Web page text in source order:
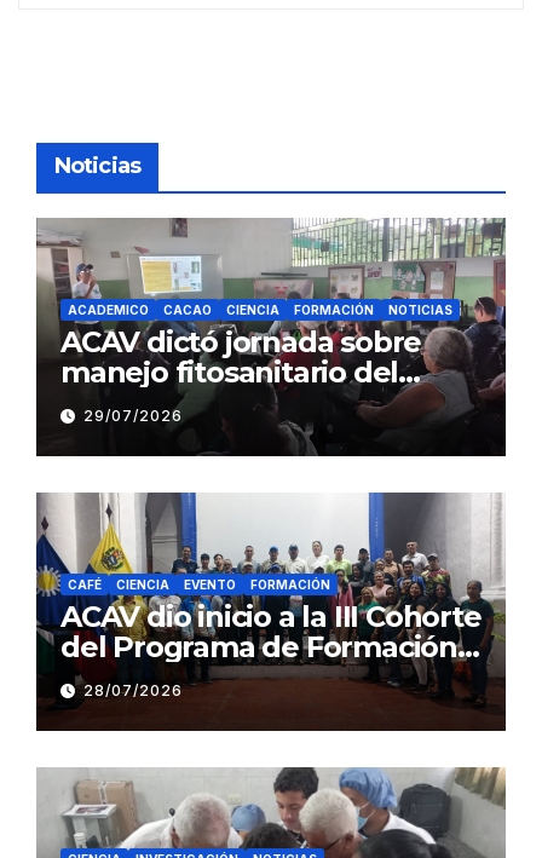
Noticias
ACADEMICO CACAO CIENCIA FORMACIÓN NOTICIAS
ACAV dictó jornada sobre
manejo fitosanitario del
cacao a productores del
estado Barinas
29/07/2026
CAFÉ CIENCIA EVENTO FORMACIÓN
ACAV dio inicio a la III Cohorte
del Programa de Formación
en Producción y Manejo de
Sistemas Sustentables de
Café
28/07/2026